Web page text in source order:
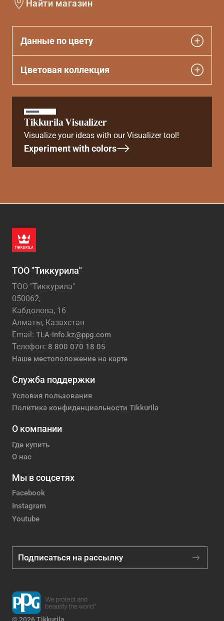
Найти магазин
Данные по цвету
Цветовая коллекция
Tikkurila Visualizer
Visualize your ideas with our Visualizer tool!
Experiment with colors
ТОО "Тиккурила"
ТОО "Тиккурила"
050062,
Кабдолова, 16
Алматы, Казахстан
Email: TLA-info.kz@ppg.com
Телефон: 8 800 070 18 05
Наше местоположение на карте
Служба поддержки
Условия пользования
Политика конфиденциальности Tikkurila
О компании
Где купить
О нас
Мы в соцсетях
Facebook
Instagram
Youtube
Подписаться на рассылку